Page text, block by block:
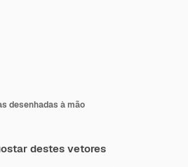
desenhadas à mão
destes vetores